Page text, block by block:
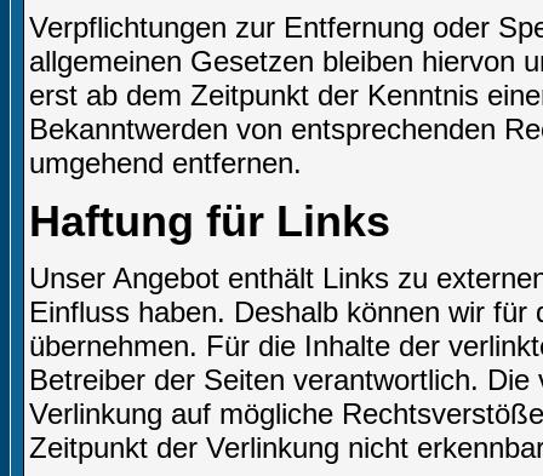
Verpflichtungen zur Entfernung oder
allgemeinen Gesetzen bleiben hiervon
erst ab dem Zeitpunkt der Kenntnis
Bekanntwerden von entsprechenden
umgehend entfernen.
Haftung für Links
Unser Angebot enthält Links zu
Einfluss haben. Deshalb können wir
übernehmen. Für die Inhalte der
Betreiber der Seiten verantwortlich.
Verlinkung auf mögliche
Zeitpunkt der Verlinkung nicht